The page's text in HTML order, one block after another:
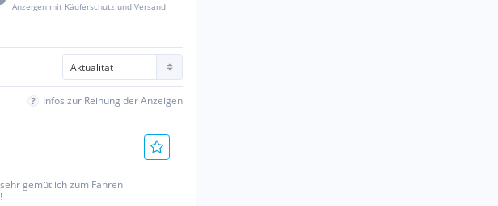
Anzeigen mit Käuferschutz und Versand
Infos zur Reihung der Anzeigen
gemütlich zum Fahren